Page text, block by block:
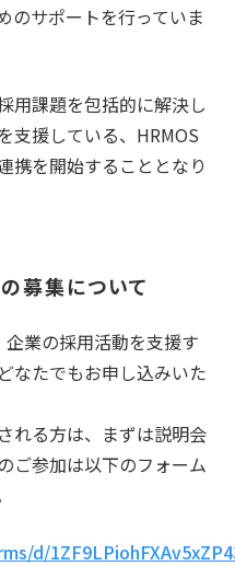
のサポートを行っていま
用課題を包括的に解決し
支援している、HRMOS
携を開始することとなり
募集について
業の採用活動を支援す
なたでもお申し込みいた
れる方は、まずは説明会
ご参加は以下のフォーム
d/